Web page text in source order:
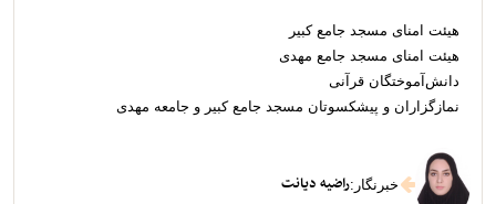
هیئت امنای مسجد جامع کبیر
هیئت امنای مسجد جامع مهدی
دانش‌آموختگان قرآنی
نمازگزاران و پیشکسوتان مسجد جامع کبیر و جامعه مهدی
خبرنگار :راضیه دیانت